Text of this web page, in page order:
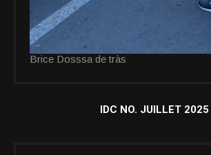
Brice Dosssa de tràs
IDC NO. JUILLET 2025